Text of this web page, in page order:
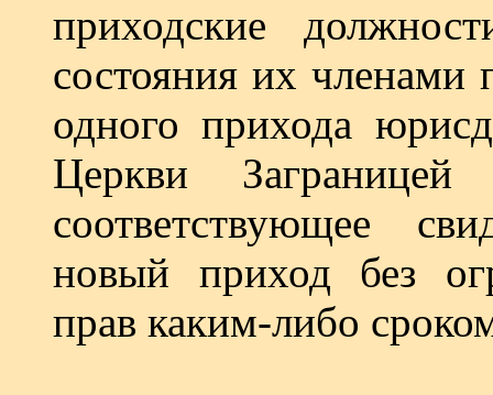
приходские
состояния их
одного прихода
Церкви
соответствующее
новый приход без
прав каким-либо